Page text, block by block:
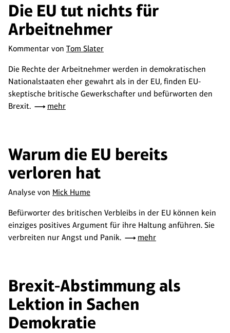
Die EU tut nichts für
Arbeitnehmer
Kommentar von Tom Slater
Die Rechte der Arbeitnehmer werden in demokratischen
Nationalstaaten eher gewahrt als in der EU, finden EU-
skeptische britische Gewerkschafter und befürworten den
Brexit.
mehr
Warum die EU bereits
verloren hat
Analyse von Mick Hume
Befürworter des britischen Verbleibs in der EU können kein
einziges positives Argument für ihre Haltung anführen. Sie
verbreiten nur Angst und Panik.
mehr
Brexit-Abstimmung als
Lektion in Sachen
Demokratie